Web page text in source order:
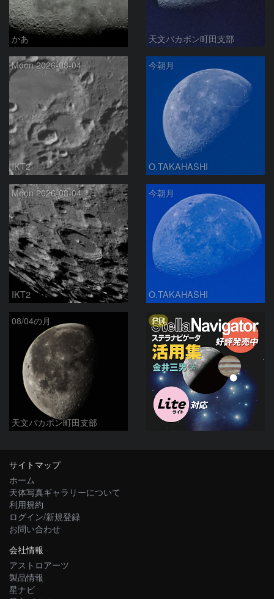
かあ 天文バカボン町田支部
Moon 2026-08-04
IKT2
今朝月
O.TAKAHASHI
Moon 2026-08-04
IKT2
今朝月
O.TAKAHASHI
08/04の月
天文バカボン町田支部
PR
サイトマップ
ホーム
天体写真ギャラリーについて
利用規約
ログイン/新規登録
お問い合わせ
会社情報
アストロアーツ
製品情報
星ナビ